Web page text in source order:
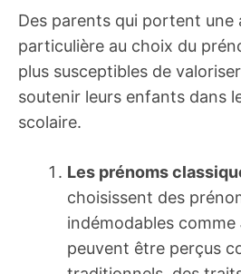
Des parents qui portent une
particulière au choix du
plus susceptibles de
soutenir leurs enfants dans
scolaire.
Les prénoms
choisissent des
indémodables comme
peuvent être perçus